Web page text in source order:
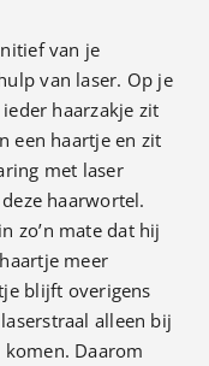
van je
van laser. Op je
haarzakje zit
een haartje en zit
met laser
haarwortel.
zo’n mate dat hij
meer
blijft overigens
alleen bij
Daarom